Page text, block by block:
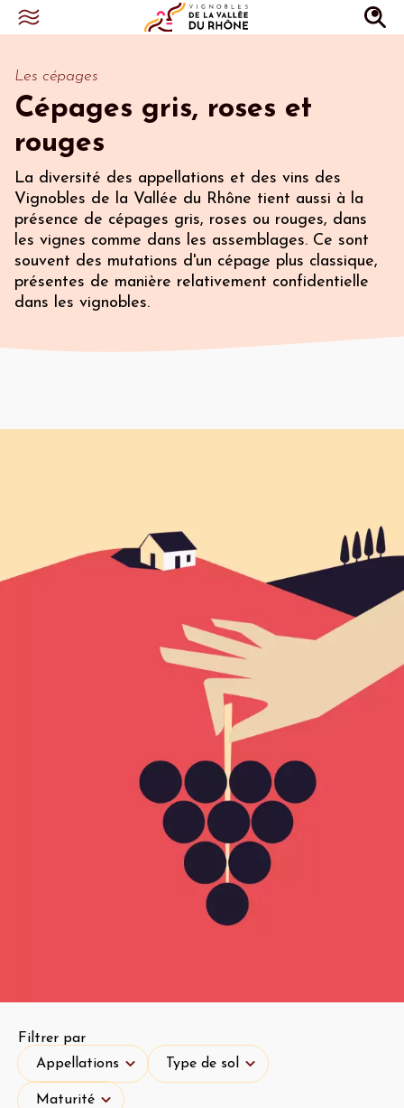
Les cépages
Cépages gris, roses et
rouges
La diversité des appellations et des vins des
Vignobles de la Vallée du Rhône tient aussi à la
présence de cépages gris, roses ou rouges, dans
les vignes comme dans les assemblages. Ce sont
souvent des mutations d'un cépage plus classique,
présentes de manière relativement confidentielle
dans les vignobles.
Filtrer par
Appellations
Appellations
Type de sol
Type de sol
Maturité
Maturité